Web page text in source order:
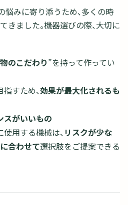
悩みに寄り添うため、多くの時
きました。機器選びの際、大切に
のこだわり”を持って作ってい
すため、効果が最大化されるも
スがいいもの
用する機械は、 リスクが少な
合わせて選択肢をご提案できる